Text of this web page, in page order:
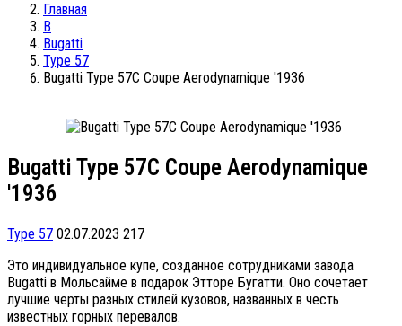
Главная
B
Bugatti
Type 57
Bugatti Type 57C Coupe Aerodynamique '1936
Bugatti Type 57C Coupe Aerodynamique
'1936
Type 57 02.07.2023 217
Это индивидуальное купе, созданное сотрудниками завода
Bugatti в Мольсайме в подарок Этторе Бугатти. Оно сочетает
лучшие черты разных стилей кузовов, названных в честь
известных горных перевалов.